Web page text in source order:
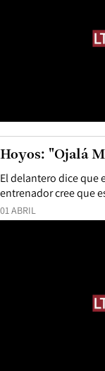
01 ABRIL
El delantero dice que
entrenador cree que
Hoyos: "Ojalá